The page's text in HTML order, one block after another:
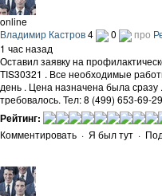
online
Владимир Кастров4 0 про
1 час назад
Оставил заявку на
TIS30321 . Все необходимые
день . Цена назначена была
требовалось. Тел: 8 (499) 653-69-
Рейтинг:
Комментировать · Я был тут ·